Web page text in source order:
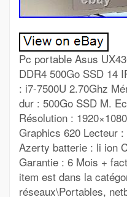
Pc portable Asus
DDR4 500Go SSD 14
: i7-7500U 2.70Ghz
dur : 500Go SSD M.
Résolution :
Graphics 620 Lecteur
Azerty batterie : li ion
Garantie : 6 Mois +
item est dans la
réseaux\Portables,